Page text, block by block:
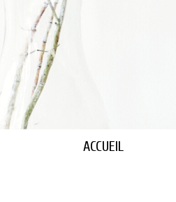
ACCUEIL